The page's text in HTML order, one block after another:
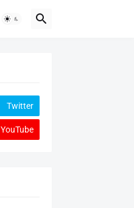
Twitter
YouTube